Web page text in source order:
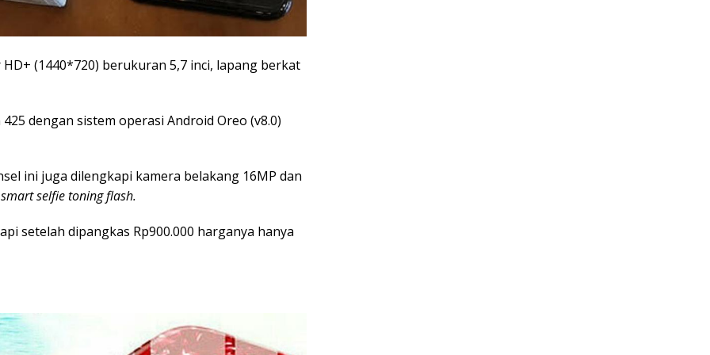
(1440*720) berukuran 5,7 inci, lapang berkat
dengan sistem operasi Android Oreo (v8.0)
ini juga dilengkapi kamera belakang 16MP dan
smart selfie toning flash.
setelah dipangkas Rp900.000 harganya hanya